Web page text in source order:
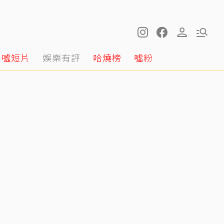
噓短片 娛樂有評 哈燒榜 噓粉